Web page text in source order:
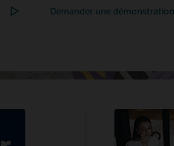
Demander une démonstration